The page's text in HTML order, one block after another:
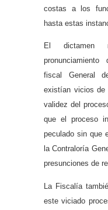
costas a los
hasta estas
El dictamen
pronunciamiento
fiscal General
existían vicios de
validez del
que el proceso
peculado sin que
la Contraloría
presunciones de
La Fiscalía
este viciado